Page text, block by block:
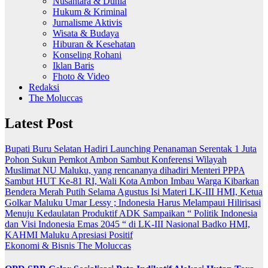
Hukum & Kriminal
Jurnalisme Aktivis
Wisata & Budaya
Hiburan & Kesehatan
Konseling Rohani
Iklan Baris
Fhoto & Video
Redaksi
The Moluccas
Latest Post
Bupati Buru Selatan Hadiri Launching Penanaman Serentak 1 Juta
Pohon Sukun Pemkot Ambon Sambut Konferensi Wilayah
Muslimat NU Maluku, yang rencananya dihadiri Menteri PPPA
Sambut HUT Ke-81 RI, Wali Kota Ambon Imbau Warga Kibarkan
Bendera Merah Putih Selama Agustus Isi Materi LK-III HMI, Ketua
Golkar Maluku Umar Lessy ; Indonesia Harus Melampaui Hilirisasi
Menuju Kedaulatan Produktif ADK Sampaikan “ Politik Indonesia
dan Visi Indonesia Emas 2045 “ di LK-III Nasional Badko HMI,
KAHMI Maluku Apresiasi Positif
Ekonomi & Bisnis The Moluccas